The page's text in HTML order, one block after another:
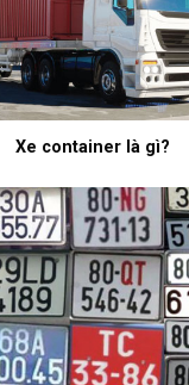
Xe container là gì?